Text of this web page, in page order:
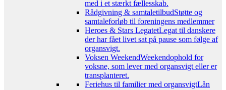
med i et stærkt fællesskab.
Rådgivning & samtaletilbudStøtte og
samtaleforløb til foreningens medlemmer
Heroes & Stars LegatetLegat til danskere
der har fået livet sat på pause som følge af
organsvigt.
Voksen WeekendWeekendophold for
voksne, som lever med organsvigt eller er
transplanteret.
Feriehus til familier med organsvigtLån